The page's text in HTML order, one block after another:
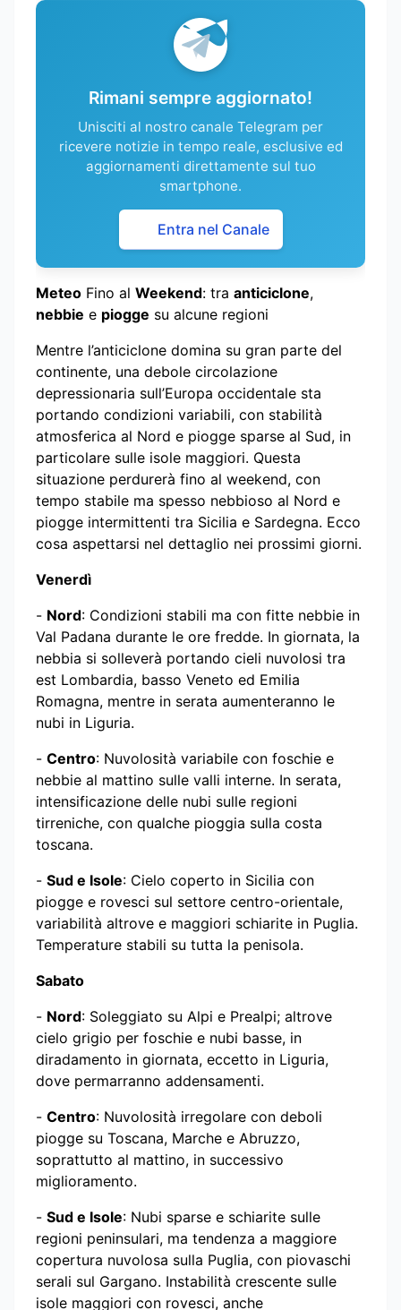
Rimani sempre aggiornato!
Unisciti al nostro canale Telegram per
ricevere notizie in tempo reale, esclusive ed
aggiornamenti direttamente sul tuo
smartphone.
Entra nel Canale
Meteo Fino al Weekend: tra anticiclone,
nebbie e piogge su alcune regioni
Mentre l’anticiclone domina su gran parte del
continente, una debole circolazione
depressionaria sull’Europa occidentale sta
portando condizioni variabili, con stabilità
atmosferica al Nord e piogge sparse al Sud, in
particolare sulle isole maggiori. Questa
situazione perdurerà fino al weekend, con
tempo stabile ma spesso nebbioso al Nord e
piogge intermittenti tra Sicilia e Sardegna. Ecco
cosa aspettarsi nel dettaglio nei prossimi giorni.
Venerdì
- Nord: Condizioni stabili ma con fitte nebbie in
Val Padana durante le ore fredde. In giornata, la
nebbia si solleverà portando cieli nuvolosi tra
est Lombardia, basso Veneto ed Emilia
Romagna, mentre in serata aumenteranno le
nubi in Liguria.
- Centro: Nuvolosità variabile con foschie e
nebbie al mattino sulle valli interne. In serata,
intensificazione delle nubi sulle regioni
tirreniche, con qualche pioggia sulla costa
toscana.
- Sud e Isole: Cielo coperto in Sicilia con
piogge e rovesci sul settore centro-orientale,
variabilità altrove e maggiori schiarite in Puglia.
Temperature stabili su tutta la penisola.
Sabato
- Nord: Soleggiato su Alpi e Prealpi; altrove
cielo grigio per foschie e nubi basse, in
diradamento in giornata, eccetto in Liguria,
dove permarranno addensamenti.
- Centro: Nuvolosità irregolare con deboli
piogge su Toscana, Marche e Abruzzo,
soprattutto al mattino, in successivo
miglioramento.
- Sud e Isole: Nubi sparse e schiarite sulle
regioni peninsulari, ma tendenza a maggiore
copertura nuvolosa sulla Puglia, con piovaschi
serali sul Gargano. Instabilità crescente sulle
isole maggiori con rovesci, anche